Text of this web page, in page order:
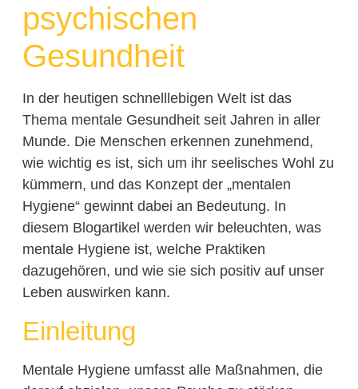
psychischen
Gesundheit
In der heutigen schnelllebigen Welt ist das
Thema mentale Gesundheit seit Jahren in aller
Munde. Die Menschen erkennen zunehmend,
wie wichtig es ist, sich um ihr seelisches Wohl zu
kümmern, und das Konzept der „mentalen
Hygiene“ gewinnt dabei an Bedeutung. In
diesem Blogartikel werden wir beleuchten, was
mentale Hygiene ist, welche Praktiken
dazugehören, und wie sie sich positiv auf unser
Leben auswirken kann.
Einleitung
Mentale Hygiene umfasst alle Maßnahmen, die